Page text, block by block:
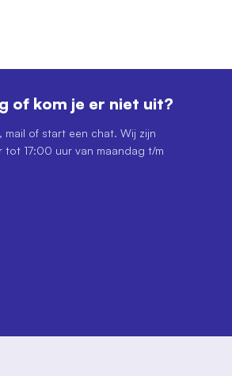
of kom je er niet uit?
mail of start een chat. Wij zijn
17:00 uur van maandag t/m